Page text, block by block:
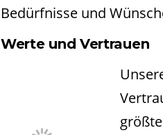
Bedürfnisse und
Werte und Vertrauen